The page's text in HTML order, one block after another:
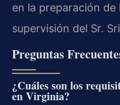
en la preparación de
supervisión del Sr.
Preguntas
¿Cuáles son los
en Virginia?